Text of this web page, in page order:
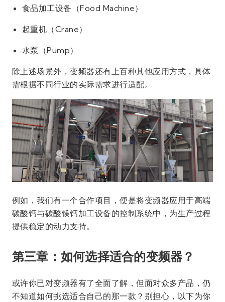
食品加工设备（Food Machine）
起重机（Crane）
水泵（Pump）
除上述场景外，变频器还有上百种其他应用方式，具体
需根据不同行业的实际需求进行适配。
例如，我们有一个合作项目，便是将变频器应用于高端
碳酸钙与碳酸镁钙加工设备的控制系统中，为生产过程
提供稳定的动力支持。
第三章：如何选择适合的变频器？
或许你已对变频器有了全面了解，但面对众多产品，仍
不知道如何挑选适合自己的那一款？别担心，以下为你